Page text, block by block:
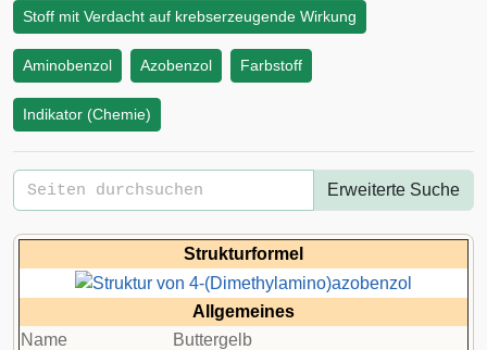
Stoff mit Verdacht auf krebserzeugende Wirkung
Aminobenzol Azobenzol Farbstoff
Indikator (Chemie)
Erweiterte Suche
Strukturformel
Allgemeines
Name
Buttergelb